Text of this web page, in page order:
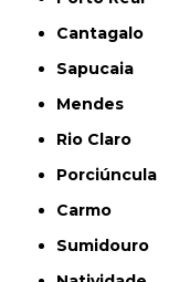
Cantagalo
Sapucaia
Mendes
Rio Claro
Porciúncula
Carmo
Sumidouro